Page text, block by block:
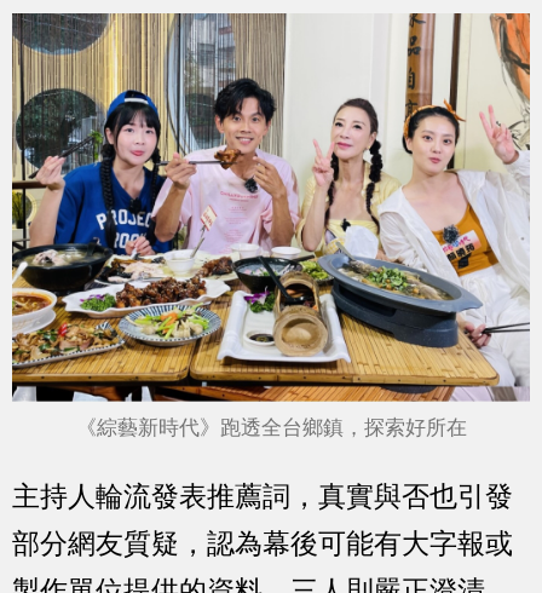
《綜藝新時代》跑透全台鄉鎮，探索好所在
主持人輪流發表推薦詞，真實與否也引發
部分網友質疑，認為幕後可能有大字報或